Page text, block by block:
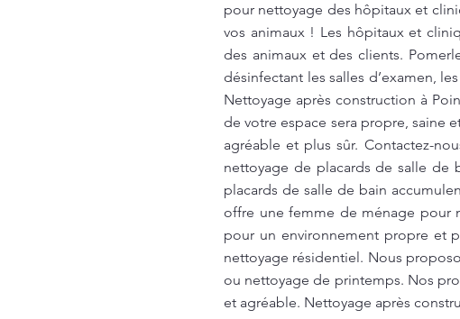
pour nettoyage des hôpitaux et
vos animaux ! Les hôpitaux et
des animaux et des clients.
désinfectant les salles d’examen,
Nettoyage après construction à
de votre espace sera propre, saine
agréable et plus sûr. Contactez-
nettoyage de placards de salle de
placards de salle de bain
offre une femme de ménage pour
pour un environnement propre et
nettoyage résidentiel. Nous
ou nettoyage de printemps. Nos
et agréable. Nettoyage après